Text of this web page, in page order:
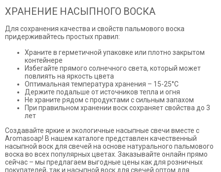
ХРАНЕНИЕ НАСЫПНОГО ВОСКА
Для сохранения качества и свойств пальмового воска
придерживайтесь простых правил:
Храните в герметичной упаковке или плотно закрытом
контейнере
Избегайте прямого солнечного света, который может
повлиять на яркость цвета
Оптимальная температура хранения – 15-25°C
Держите подальше от источников тепла и огня
Не храните рядом с продуктами с сильным запахом
При правильном хранении воск сохраняет свойства до 3
лет
Создавайте яркие и экологичные насыпные свечи вместе с
Aromasoap! В нашем каталоге представлен качественный
насыпной воск для свечей на основе натурального пальмового
воска во всех популярных цветах. Заказывайте онлайн прямо
сейчас – мы предлагаем выгодные цены как для розничных
покупателей, так и насыпной воск для свечей оптом для